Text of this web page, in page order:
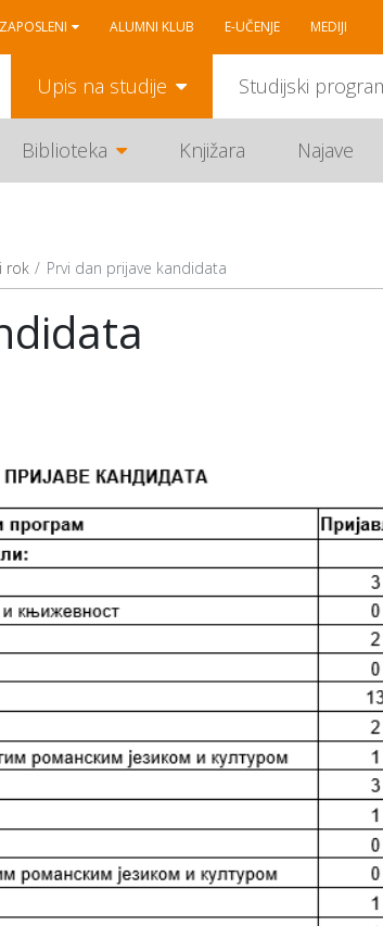
ZAPOSLENI ALUMNI KLUB E-UČENJE MEDIJI
Upis na studije Studijski
Biblioteka Knjižara Najave
rok Prvi dan prijave kandidata